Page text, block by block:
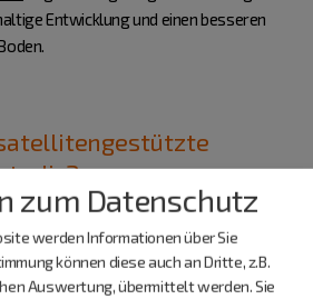
Entwicklung und einen besseren
zum Datenschutz
werden Informationen über Sie
können diese auch an Dritte, z.B.
Auswertung, übermittelt werden. Sie